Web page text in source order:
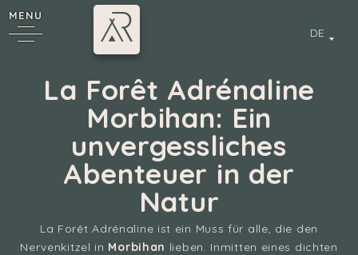
MENU
DE
La Forêt Adrénaline
Morbihan: Ein
unvergessliches
Abenteuer in der
Natur
La Forêt Adrénaline ist ein Muss für alle, die den
Nervenkitzel in Morbihan lieben. Inmitten eines dichten